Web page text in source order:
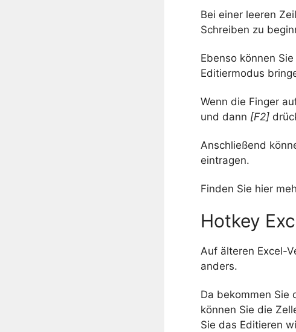
Bei einer leeren
Schreiben zu
Ebenso können
Editiermodus
Wenn die Finger
und dann [F2]
Anschließend
eintragen.
Finden Sie hier
Hotkey
Auf älteren Excel-
anders.
Da bekommen Sie
können Sie die
Sie das Editieren